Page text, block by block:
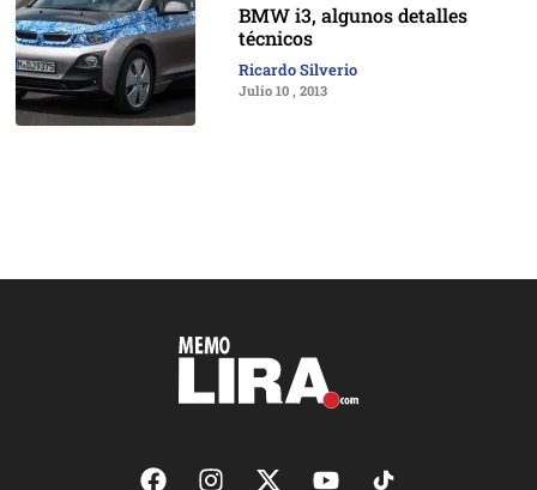
BMW i3, algunos detalles
técnicos
Ricardo Silverio
Julio 10 , 2013